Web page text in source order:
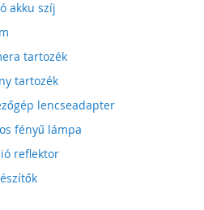
akku szíj
tartozék
tartozék
lencseadapter
fényű lámpa
reflektor